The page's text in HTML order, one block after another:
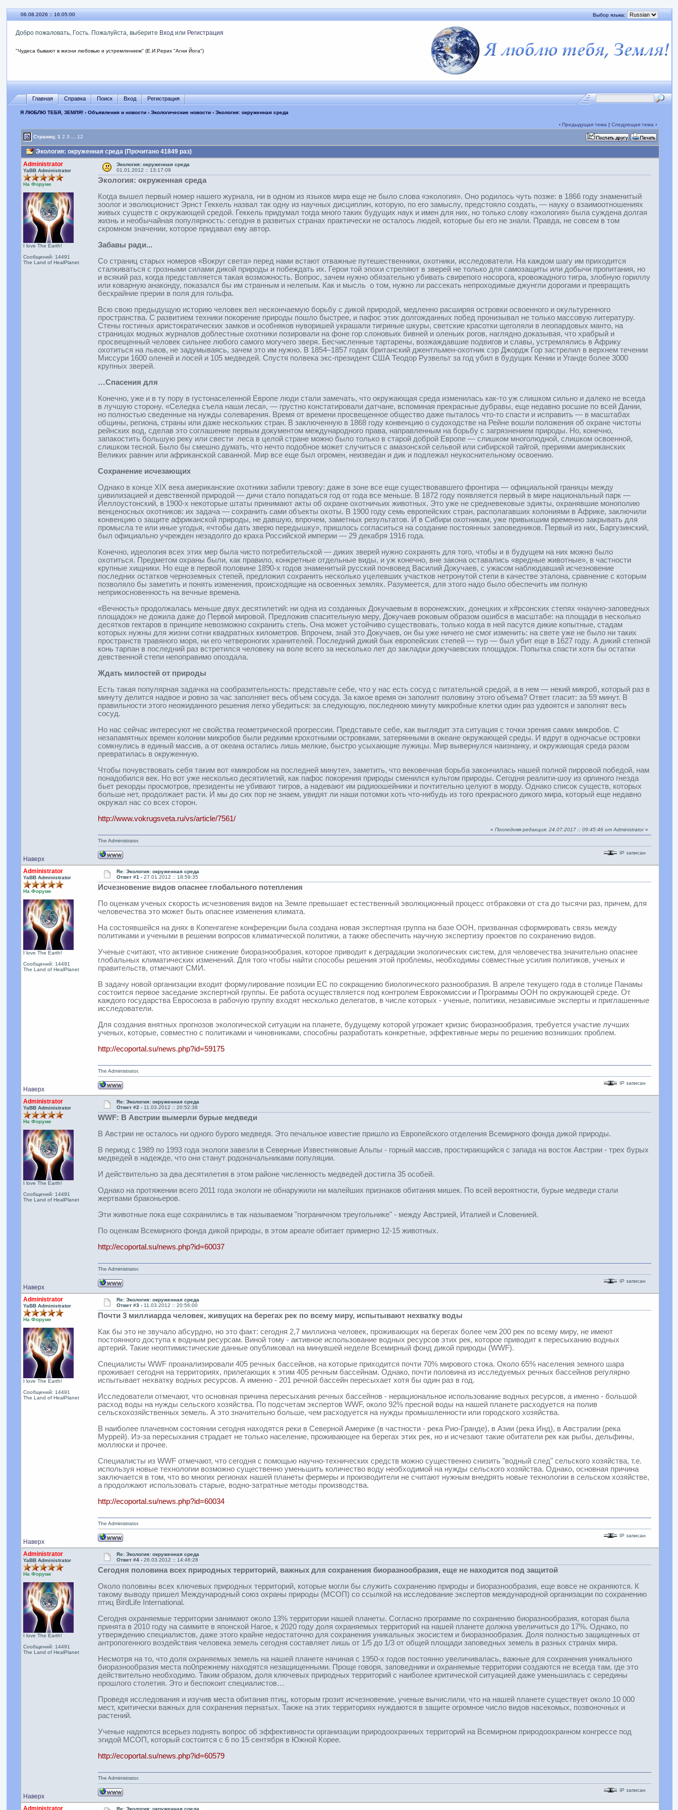
06.08.2026 :: 16:05:01 Выбор языка:
Добро пожаловать, Гость. Пожалуйста, выберите Вход или Регистрация
"Чудеса бывают в жизни любовью и устремлением" (Е.И.Рерих "Агни Йога")
Главная Справка Поиск Вход Регистрация
Я ЛЮБЛЮ ТЕБЯ, ЗЕМЛЯ! ›Объявления и новости ›Экологические новости › Экология: окруженная среда
‹ Предыдущая тема | Следующая тема ›
Страниц: 1 2 3 12
Экология: окруженная среда (Прочитано 41849 раз)
Administrator
YaBB Administrator
На Форуме
I love The Earth!
Сообщений: 14491
The Land of HealPlanet
Экология: окруженная среда
01.01.2012 :: 13:17:09
Экология: окруженная среда
Когда вышел первый номер нашего журнала, ни в одном из языков мира еще не было слова «экология». Оно родилось чуть позже: в 1866 году знаменитый
зоолог и эволюционист Эрнст Геккель назвал так одну из научных дисциплин, которую, по его замыслу, предстояло создать, — науку о взаимоотношениях
живых существ с окружающей средой. Геккель придумал тогда много таких будущих наук и имен для них, но только слову «экология» была суждена долгая
жизнь и необычайная популярность: сегодня в развитых странах практически не осталось людей, которые бы его не знали. Правда, не совсем в том
скромном значении, которое придавал ему автор.
Забавы ради...
Со страниц старых номеров «Вокруг света» перед нами встают отважные путешественники, охотники, исследователи. На каждом шагу им приходится
сталкиваться с грозными силами дикой природы и побеждать их. Герои той эпохи стреляют в зверей не только для самозащиты или добычи пропитания, но
и всякий раз, когда представляется такая возможность. Вопрос, зачем нужно обязательно убивать свирепого носорога, кровожадного тигра, злобную гориллу
или коварную анаконду, показался бы им странным и нелепым. Как и мысль о том, нужно ли рассекать непроходимые джунгли дорогами и превращать
бескрайние прерии в поля для гольфа.
Всю свою предыдущую историю человек вел нескончаемую борьбу с дикой природой, медленно расширяя островки освоенного и окультуренного
пространства. С развитием техники покорение природы пошло быстрее, и пафос этих долгожданных побед пронизывал не только массовую литературу.
Стены гостиных аристократических замков и особняков нуворишей украшали тигриные шкуры, светские красотки щеголяли в леопардовых манто, на
страницах модных журналов доблестные охотники позировали на фоне гор слоновьих бивней и оленьих рогов, наглядно доказывая, что храбрый и
просвещенный человек сильнее любого самого могучего зверя. Бесчисленные тартарены, возжаждавшие подвигов и славы, устремлялись в Африку
охотиться на львов, не задумываясь, зачем это им нужно. В 1854–1857 годах британский джентльмен-охотник сэр Джордж Гор застрелил в верхнем течении
Миссури 1600 оленей и лосей и 105 медведей. Спустя полвека экс-президент США Теодор Рузвельт за год убил в будущих Кении и Уганде более 3000
крупных зверей.
…Спасения для
Конечно, уже и в ту пору в густонаселенной Европе люди стали замечать, что окружающая среда изменилась как-то уж слишком сильно и далеко не всегда
в лучшую сторону. «Селедка съела наши леса», — грустно констатировали датчане, вспоминая прекрасные дубравы, еще недавно росшие по всей Дании,
но полностью сведенные на нужды солеварения. Время от времени просвещенное общество даже пыталось что-то спасти и исправить — в масштабах
общины, региона, страны или даже нескольких стран. В заключенную в 1868 году конвенцию о судоходстве на Рейне вошли положения об охране чистоты
рейнских вод, сделав это соглашение первым документом международного права, направленным на борьбу с загрязнением природы. Но, конечно,
запакостить большую реку или свести леса в целой стране можно было только в старой доброй Европе — слишком многолюдной, слишком освоенной,
слишком тесной. Было бы смешно думать, что нечто подобное может случиться с амазонской сельвой или сибирской тайгой, прериями американских
Великих равнин или африканской саванной. Мир все еще был огромен, неизведан и дик и подлежал неукоснительному освоению.
Сохранение исчезающих
Однако в конце XIX века американские охотники забили тревогу: даже в зоне все еще существовавшего фронтира — официальной границы между
цивилизацией и девственной природой — дичи стало попадаться год от года все меньше. В 1872 году появляется первый в мире национальный парк —
Йеллоустонский, в 1900-х некоторые штаты принимают акты об охране охотничьих животных. Это уже не средневековые эдикты, охранявшие монополию
венценосных охотников: их задача — сохранить сами объекты охоты. В 1900 году семь европейских стран, располагавших колониями в Африке, заключили
конвенцию о защите африканской природы, не давшую, впрочем, заметных результатов. И в Сибири охотникам, уже привыкшим временно закрывать для
промысла те или иные угодья, «чтобы дать зверю передышку», пришлось согласиться на создание постоянных заповедников. Первый из них, Баргузинский,
был официально учрежден незадолго до краха Российской империи — 29 декабря 1916 года.
Конечно, идеология всех этих мер была чисто потребительской — диких зверей нужно сохранять для того, чтобы и в будущем на них можно было
охотиться. Предметом охраны были, как правило, конкретные отдельные виды, и уж конечно, вне закона оставались «вредные животные», в частности
крупные хищники. Но еще в первой половине 1890-х годов знаменитый русский почвовед Василий Докучаев, с ужасом наблюдавший исчезновение
последних остатков черноземных степей, предложил сохранить несколько уцелевших участков нетронутой степи в качестве эталона, сравнение с которым
позволяло бы заметить и понять изменения, происходящие на освоенных землях. Разумеется, для этого надо было обеспечить им полную
неприкосновенность на вечные времена.
«Вечность» продолжалась меньше двух десятилетий: ни одна из созданных Докучаевым в воронежских, донецких и х#рсонских степях «научно-заповедных
площадок» не дожила даже до Первой мировой. Предложив спасительную меру, Докучаев роковым образом ошибся в масштабе: на площади в несколько
десятков гектаров в принципе невозможно сохранить степь. Она может устойчиво существовать, только когда в ней пасутся дикие копытные, стадам
которых нужны для жизни сотни квадратных километров. Впрочем, знай это Докучаев, он бы уже ничего не смог изменить: на свете уже не было ни таких
пространств травяного моря, ни его четвероногих хранителей. Последний дикий бык европейских степей — тур — был убит еще в 1627 году. А дикий степной
конь тарпан в последний раз встретился человеку на воле всего за несколько лет до закладки докучаевских площадок. Попытка спасти хотя бы остатки
девственной степи непоправимо опоздала.
Ждать милостей от природы
Есть такая популярная задачка на сообразительность: представьте себе, что у нас есть сосуд с питательной средой, а в нем — некий микроб, который раз в
минуту делится надвое и ровно за час заполняет весь объем сосуда. За какое время он заполнит половину этого объема? Ответ гласит: за 59 минут. В
правильности этого неожиданного решения легко убедиться: за следующую, последнюю минуту микробные клетки один раз удвоятся и заполнят весь
сосуд.
Но нас сейчас интересуют не свойства геометрической прогрессии. Представьте себе, как выглядит эта ситуация с точки зрения самих микробов. С
незапамятных времен колонии микробов были редкими крохотными островками, затерянными в океане окружающей среды. И вдруг в одночасье островки
сомкнулись в единый массив, а от океана остались лишь мелкие, быстро усыхающие лужицы. Мир вывернулся наизнанку, и окружающая среда разом
превратилась в окруженную.
Чтобы почувствовать себя таким вот «микробом на последней минуте», заметить, что вековечная борьба закончилась нашей полной пирровой победой, нам
понадобился век. Но вот уже несколько десятилетий, как пафос покорения природы сменился культом природы. Сегодня реалити-шоу из орлиного гнезда
бьет рекорды просмотров, президенты не убивают тигров, а надевают им радиоошейники и почтительно целуют в морду. Однако список существ, которых
больше нет, продолжает расти. И мы до сих пор не знаем, увидят ли наши потомки хоть что-нибудь из того прекрасного дикого мира, который еще недавно
окружал нас со всех сторон.
http://www.vokrugsveta.ru/vs/article/7561/
Наверх
« Последняя редакция: 24.07.2017 :: 09:45:46 от Administrator»
The Administrator.
IP записан
Administrator
YaBB Administrator
На Форуме
I love The Earth!
Сообщений: 14491
The Land of HealPlanet
Re: Экология: окруженная среда
Ответ #1 - 27.01.2012 :: 18:59:35
Исчезновение видов опаснее глобального потепления
По оценкам ученых скорость исчезновения видов на Земле превышает естественный эволюционный процесс отбраковки от ста до тысячи раз, причем, для
человечества это может быть опаснее изменения климата.
На состоявшейся на днях в Копенгагене конференции была создана новая экспертная группа на базе ООН, призванная сформировать связь между
политиками и учеными в решении вопросов климатической политики, а также обеспечить научную экспертизу проектов по сохранению видов.
Ученые считают, что активное снижение биоразнообразия, которое приводит к деградации экологических систем, для человечества значительно опаснее
глобальных климатических изменений. Для того чтобы найти способы решения этой проблемы, необходимы совместные усилия политиков, ученых и
правительств, отмечают СМИ.
В задачу новой организации входит формулирование позиции ЕС по сокращению биологического разнообразия. В апреле текущего года в столице Панамы
состоится первое заседание экспертной группы. Ее работа осуществляется под контролем Еврокомиссии и Программы ООН по окружающей среде. От
каждого государства Евросоюза в рабочую группу входят несколько делегатов, в числе которых - ученые, политики, независимые эксперты и приглашенные
исследователи.
Для создания внятных прогнозов экологической ситуации на планете, будущему которой угрожает кризис биоразнообразия, требуется участие лучших
ученых, которые, совместно с политиками и чиновниками, способны разработать конкретные, эффективные меры по решению возникших проблем.
http://ecoportal.su/news.php?id=59175
Наверх
The Administrator.
IP записан
Administrator
YaBB Administrator
На Форуме
I love The Earth!
Сообщений: 14491
The Land of HealPlanet
Re: Экология: окруженная среда
Ответ #2 - 11.03.2012 :: 20:52:38
WWF: В Австрии вымерли бурые медведи
В Австрии не осталось ни одного бурого медведя. Это печальное известие пришло из Европейского отделения Всемирного фонда дикой природы.
В период с 1989 по 1993 года экологи завезли в Северные Известняковые Альпы - горный массив, простирающийся с запада на восток Австрии - трех бурых
медведей в надежде, что они станут родоначальниками популяции.
И действительно за два десятилетия в этом районе численность медведей достигла 35 особей.
Однако на протяжении всего 2011 года экологи не обнаружили ни малейших признаков обитания мишек. По всей вероятности, бурые медведи стали
жертвами браконьеров.
Эти животные пока еще сохранились в так называемом "пограничном треугольнике" - между Австрией, Италией и Словенией.
По оценкам Всемирного фонда дикой природы, в этом ареале обитает примерно 12-15 животных.
http://ecoportal.su/news.php?id=60037
Наверх
The Administrator.
IP записан
Administrator
YaBB Administrator
На Форуме
I love The Earth!
Сообщений: 14491
The Land of HealPlanet
Re: Экология: окруженная среда
Ответ #3 - 11.03.2012 :: 20:56:00
Почти 3 миллиарда человек, живущих на берегах рек по всему миру, испытывают нехватку воды
Как бы это не звучало абсурдно, но это факт: сегодня 2,7 миллиона человек, проживающих на берегах более чем 200 рек по всему миру, не имеют
постоянного доступа к водным ресурсам. Виной тому - активное использование водных ресурсов этих рек, которое приводит к пересыханию водных
артерий. Такие неоптимистические данные опубликовал на минувшей неделе Всемирный фонд дикой природы (WWF).
Специалисты WWF проанализировали 405 речных бассейнов, на которые приходится почти 70% мирового стока. Около 65% населения земного шара
проживает сегодня на территориях, прилегающих к этим 405 речным бассейнам. Однако, почти половина из исследуемых речных бассейнов регулярно
испытывает нехватку водных ресурсов. А именно - 201 речной бассейн пересыхает хотя бы один раз в год.
Исследователи отмечают, что основная причина пересыхания речных бассейнов - нерациональное использование водных ресурсов, а именно - большой
расход воды на нужды сельского хозяйства. По подсчетам экспертов WWF, около 92% пресной воды на нашей планете расходуется на полив
сельскохозяйственных земель. А это значительно больше, чем расходуется на нужды промышленности или городского хозяйства.
В наиболее плачевном состоянии сегодня находятся реки в Северной Америке (в частности - река Рио-Гранде), в Азии (река Инд), в Австралии (река
Муррей). Из-за пересыхания страдает не только население, проживающее на берегах этих рек, но и исчезают такие обитатели рек как рыбы, дельфины,
моллюски и прочее.
Специалисты из WWF отмечают, что сегодня с помощью научно-технических средств можно существенно снизить "водный след" сельского хозяйства, т.е.
используя новые технологии возможно существенно уменьшить количество воду необходимой на нужды сельского хозяйства. Однако, основная причина
заключается в том, что во многих регионах нашей планеты фермеры и производители не считают нужным внедрять новые технологии в сельском хозяйстве,
а продолжают использовать старые, водно-затратные методы производства.
http://ecoportal.su/news.php?id=60034
Наверх
The Administrator.
IP записан
Administrator
YaBB Administrator
На Форуме
I love The Earth!
Сообщений: 14491
The Land of HealPlanet
Re: Экология: окруженная среда
Ответ #4 - 26.03.2012 :: 14:46:28
Сегодня половина всех природных территорий, важных для сохранения биоразнообразия, еще не находится под защитой
Около половины всех ключевых природных территорий, которые могли бы служить сохранению природы и биоразнообразия, еще вовсе не охраняются. К
такому выводу пришел Международный союз охраны природы (МСОП) со ссылкой на исследование экспертов международной организации по сохранению
птиц BirdLife International.
Сегодня охраняемые территории занимают около 13% территории нашей планеты. Согласно программе по сохранению биоразнообразия, которая была
принята в 2010 году на саммите в японской Нагое, к 2020 году доля охраняемых территорий на нашей планете должна увеличиться до 17%. Однако, по
утверждению специалистов, даже этого крайне недостаточно для сохранения уникальных экосистем и биоразнообразия. Доля полностью защищенных от
антропогенного воздействия человека земель сегодня составляет лишь от 1/5 до 1/3 от общей площади заповедных земель в разных странах мира.
Несмотря на то, что доля охраняемых земель на нашей планете начиная с 1950-х годов постоянно увеличивалась, важные для сохранения уникального
биоразнообразия места по0прежнему находятся незащищенными. Проще говоря, заповедники и охраняемые территории создаются не всегда там, где это
действительно необходимо. Таким образом, доля ключевых природных территорий с наиболее критической ситуацией даже уменьшилась с середины
прошлого столетия. Это и беспокоит специалистов…
Проведя исследования и изучив места обитания птиц, которым грозит исчезновение, ученые вычислили, что на нашей планете существует около 10 000
мест, критически важных для сохранения пернатых. Также на этих территориях нуждаются в защите огромное число видов насекомых, позвоночных и
растений.
Ученые надеются всерьез поднять вопрос об эффективности организации природоохранных территорий на Всемирном природоохранном конгрессе под
эгидой МСОП, который состоится с 6 по 15 сентября в Южной Корее.
http://ecoportal.su/news.php?id=60579
Наверх
The Administrator.
IP записан
Administrator Re: Экология: окруженная среда